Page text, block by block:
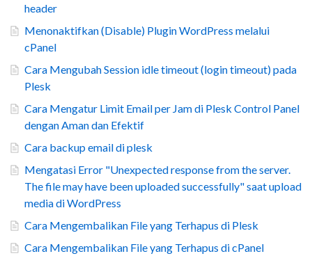
header
Menonaktifkan (Disable) Plugin WordPress melalui
cPanel
Cara Mengubah Session idle timeout (login timeout) pada
Plesk
Cara Mengatur Limit Email per Jam di Plesk Control Panel
dengan Aman dan Efektif
Cara backup email di plesk
Mengatasi Error "Unexpected response from the server.
The file may have been uploaded successfully" saat upload
media di WordPress
Cara Mengembalikan File yang Terhapus di Plesk
Cara Mengembalikan File yang Terhapus di cPanel